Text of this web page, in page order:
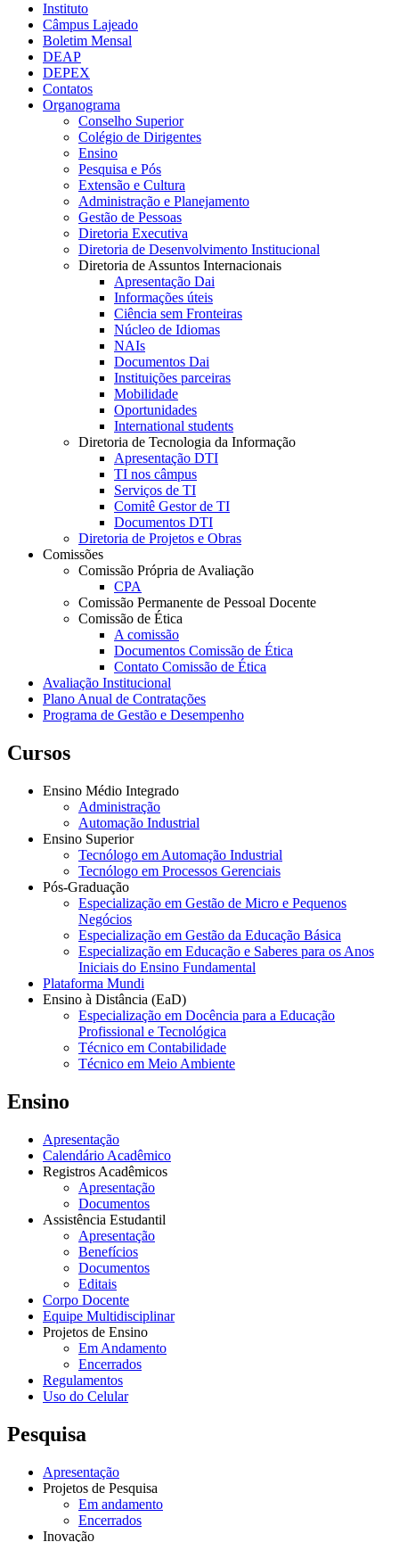
Instituto
Câmpus Lajeado
Boletim Mensal
DEAP
DEPEX
Contatos
Organograma
Conselho Superior
Colégio de Dirigentes
Ensino
Pesquisa e Pós
Extensão e Cultura
Administração e Planejamento
Gestão de Pessoas
Diretoria Executiva
Diretoria de Desenvolvimento Institucional
Diretoria de Assuntos Internacionais
Apresentação Dai
Informações úteis
Ciência sem Fronteiras
Núcleo de Idiomas
NAIs
Documentos Dai
Instituições parceiras
Mobilidade
Oportunidades
International students
Diretoria de Tecnologia da Informação
Apresentação DTI
TI nos câmpus
Serviços de TI
Comitê Gestor de TI
Documentos DTI
Diretoria de Projetos e Obras
Comissões
Comissão Própria de Avaliação
CPA
Comissão Permanente de Pessoal Docente
Comissão de Ética
A comissão
Documentos Comissão de Ética
Contato Comissão de Ética
Avaliação Institucional
Plano Anual de Contratações
Programa de Gestão e Desempenho
Cursos
Ensino Médio Integrado
Administração
Automação Industrial
Ensino Superior
Tecnólogo em Automação Industrial
Tecnólogo em Processos Gerenciais
Pós-Graduação
Especialização em Gestão de Micro e Pequenos
Negócios
Especialização em Gestão da Educação Básica
Especialização em Educação e Saberes para os Anos
Iniciais do Ensino Fundamental
Plataforma Mundi
Ensino à Distância (EaD)
Especialização em Docência para a Educação
Profissional e Tecnológica
Técnico em Contabilidade
Técnico em Meio Ambiente
Ensino
Apresentação
Calendário Acadêmico
Registros Acadêmicos
Apresentação
Documentos
Assistência Estudantil
Apresentação
Benefícios
Documentos
Editais
Corpo Docente
Equipe Multidisciplinar
Projetos de Ensino
Em Andamento
Encerrados
Regulamentos
Uso do Celular
Pesquisa
Apresentação
Projetos de Pesquisa
Em andamento
Encerrados
Inovação